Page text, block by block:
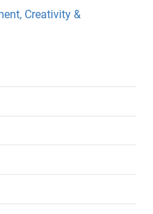
Creativity &